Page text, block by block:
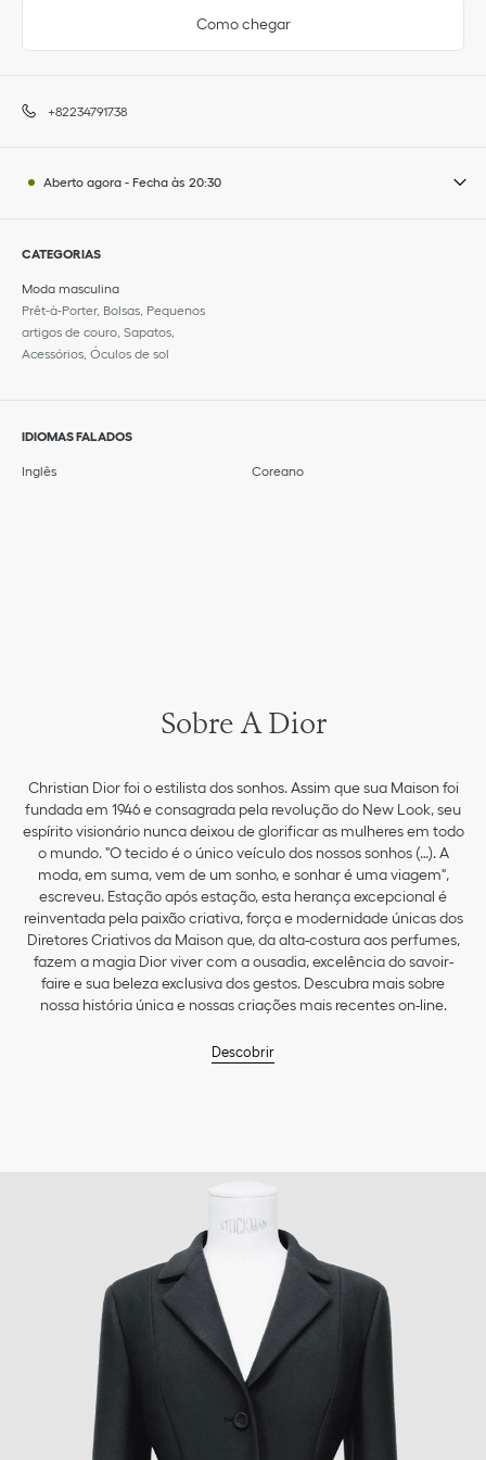
Como chegar
+82234791738
Aberto agora - Fecha às 20:30
CATEGORIAS
Moda masculina
Prêt-à-Porter, Bolsas, Pequenos
artigos de couro, Sapatos,
Acessórios, Óculos de sol
IDIOMAS FALADOS
Inglês Coreano
Sobre A Dior
Christian Dior foi o estilista dos sonhos. Assim que sua Maison foi
fundada em 1946 e consagrada pela revolução do New Look, seu
espírito visionário nunca deixou de glorificar as mulheres em todo
o mundo. "O tecido é o único veículo dos nossos sonhos (…). A
moda, em suma, vem de um sonho, e sonhar é uma viagem",
escreveu. Estação após estação, esta herança excepcional é
reinventada pela paixão criativa, força e modernidade únicas dos
Diretores Criativos da Maison que, da alta-costura aos perfumes,
fazem a magia Dior viver com a ousadia, excelência do savoir-
faire e sua beleza exclusiva dos gestos. Descubra mais sobre
nossa história única e nossas criações mais recentes on-line.
Descobrir